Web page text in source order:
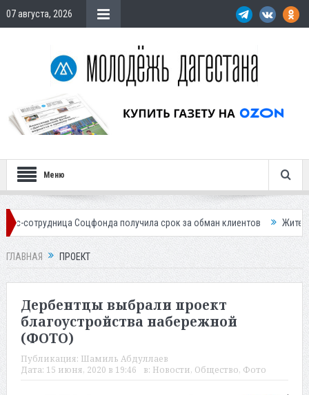
07 августа, 2026
Меню
Соцфонда получила срок за обман клиентов Жителей
ГЛАВНАЯ ПРОЕКТ
Дербентцы выбрали проект
благоустройства набережной
(ФОТО)
Публикация: Шамиль Абдуллаев
Дата: 15 июня, 2020 в 19:46 в: Новости, Общество, Фото